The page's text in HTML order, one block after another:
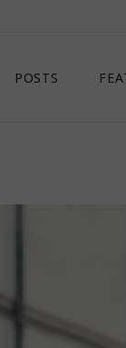
POSTS